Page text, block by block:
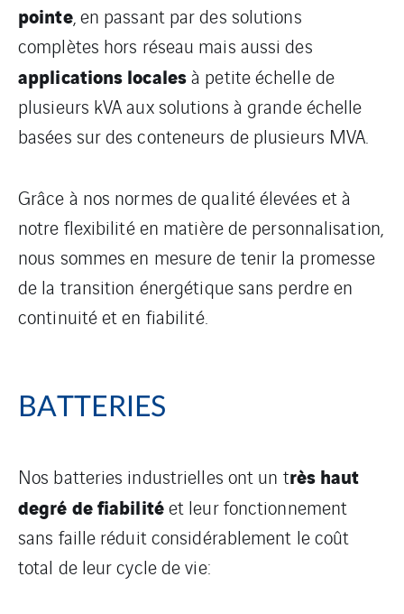
pointe, en passant par des solutions
complètes hors réseau mais aussi des
applications localesà petite échelle de
plusieurs kVA aux solutions à grande échelle
basées sur des conteneurs de plusieurs MVA.
Grâce à nos normes de qualité élevées et à
notre flexibilité en matière de personnalisation,
nous sommes en mesure de tenir la promesse
de la transition énergétique sans perdre en
continuité et en fiabilité.
BATTERIES
Nos batteries industrielles ont un très haut
degré de fiabilitéet leur fonctionnement
sans faille réduit considérablement le coût
total de leur cycle de vie: